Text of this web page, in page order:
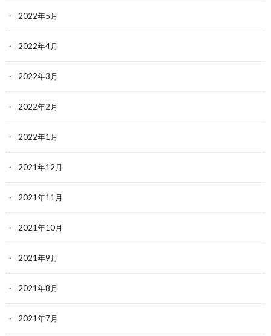
2022年5月
2022年4月
2022年3月
2022年2月
2022年1月
2021年12月
2021年11月
2021年10月
2021年9月
2021年8月
2021年7月